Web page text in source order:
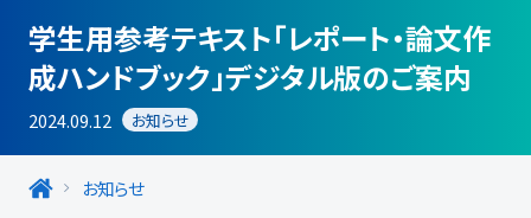
学生用参考テキスト「レポート・論文作
成ハンドブック」デジタル版のご案内
2024.09.12 お知らせ
お知らせ